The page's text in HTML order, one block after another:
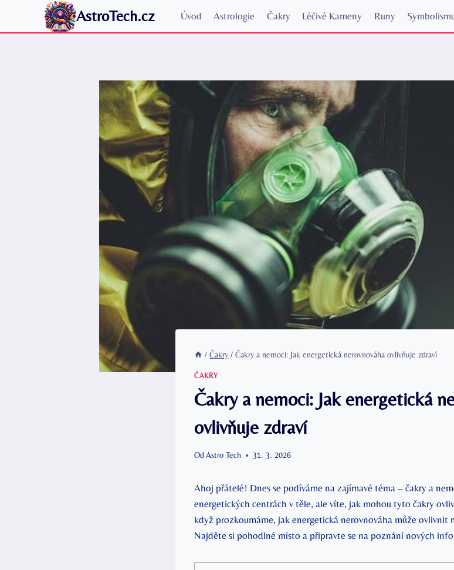
AstroTech.cz Úvod Astrologie Čakry Léčivé Kameny Runy
/ Čakry / Čakry a nemoci: Jak energetická nerovnováha ovlivňuje zdraví
ČAKRY
Čakry a nemoci: Jak energetická
ovlivňuje zdraví
OdAstro Tech 31. 3. 2026
Ahoj přátelé! Dnes se podíváme na zajímavé téma – čakry a
energetických centrách v těle, ale víte, jak mohou tyto čakry
když prozkoumáme, jak energetická nerovnováha může ovlivnit
Najděte si pohodlné místo a připravte se na poznání nových